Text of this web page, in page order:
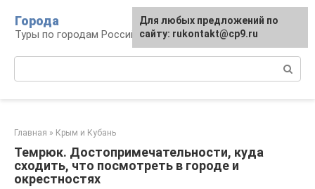
контенту
Города
Туры по городам Российской Федерации
Главная » Крым и Кубань
Темрюк. Достопримечательности, куда
сходить, что посмотреть в городе и
окрестностях
Для любых предложений по
сайту: rukontakt@cp9.ru